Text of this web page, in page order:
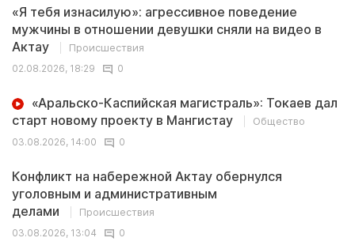
«Я тебя изнасилую»: агрессивное поведение
мужчины в отношении девушки сняли на видео в
Актау
Происшествия
02.08.2026, 18:29
0
«Аральско-Каспийская магистраль»: Токаев дал
старт новому проекту в Мангистау
Общество
03.08.2026, 14:00
0
Конфликт на набережной Актау обернулся
уголовным и административным
делами
Происшествия
03.08.2026, 13:04
0